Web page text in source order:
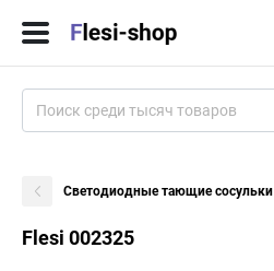
Светодиодные тающие сосульки
Flesi 002325